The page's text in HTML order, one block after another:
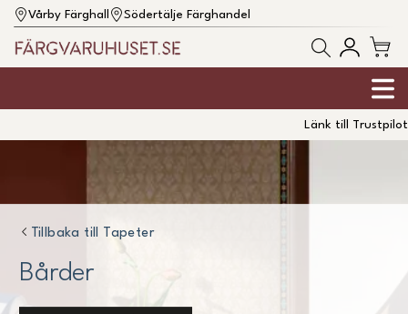
Vårby Färghall Södertälje Färghandel
Länk till Trustpilot
Tillbaka till Tapeter
Bårder